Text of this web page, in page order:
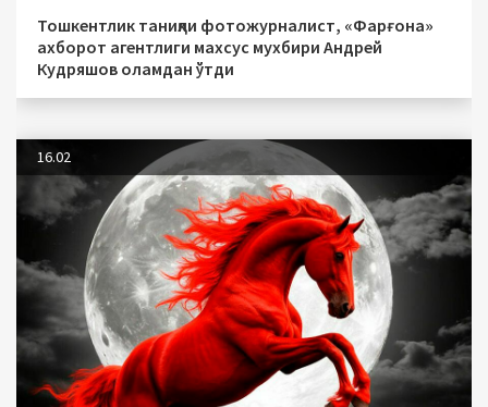
Тошкентлик таниқли фотожурналист, «Фарғона»
ахборот агентлиги махсус мухбири Андрей
Кудряшов оламдан ўтди
16.02